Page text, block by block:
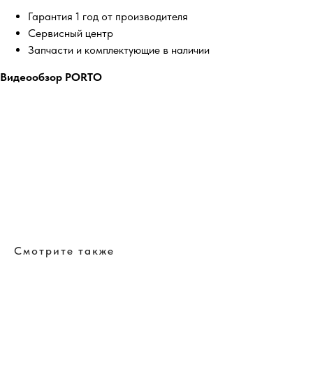
Гарантия 1 год от производителя
Сервисный центр
Запчасти и комплектующие в наличии
Видеообзор PORTO
Смотрите также